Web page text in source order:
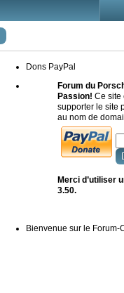
Dons PayPal
Forum du
Passion! Ce site
supporter le site
au nom de
Merci d’utiliser
3.50.
Bienvenue sur le Forum-